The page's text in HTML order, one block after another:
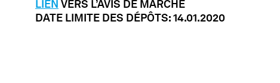
LIEN VERS L’AVIS DE MARCHÉ
DATE LIMITE DES DÉPÔTS: 14.01.2020